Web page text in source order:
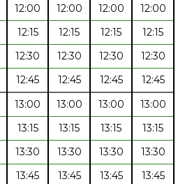
12:00 12:00 12:00
12:00
12:15 12:15 12:15
12:15
12:30 12:30 12:30
12:30
12:45 12:45 12:45
12:45
13:00 13:00 13:00
13:00
13:15 13:15 13:15
13:15
13:30 13:30 13:30
13:30
13:45 13:45 13:45
13:45